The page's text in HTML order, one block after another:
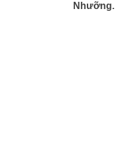
Nhưỡng.